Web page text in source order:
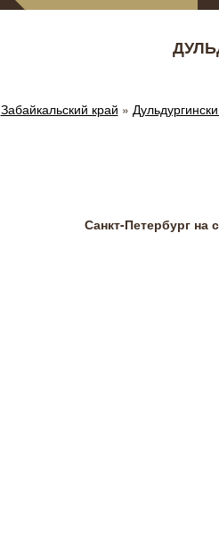
Забайкальский край »
Санкт-Петербург на